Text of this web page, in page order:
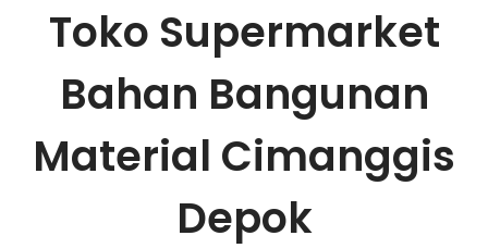
Toko Supermarket
Bahan Bangunan
Material Cimanggis
Depok